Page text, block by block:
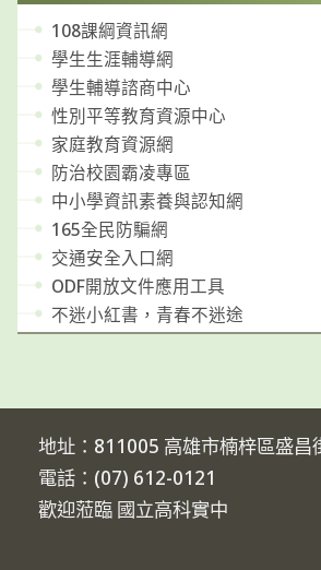
108課綱資訊網
學生生涯輔導網
學生輔導諮商中心
性別平等教育資源中心
家庭教育資源網
防治校園霸凌專區
中小學資訊素養與認知網
165全民防騙網
交通安全入口網
ODF開放文件應用工具
不迷小紅書，青春不迷途
地址：811005 高雄市楠梓區盛昌
電話：(07) 612-0121
歡迎蒞臨 國立高科實中